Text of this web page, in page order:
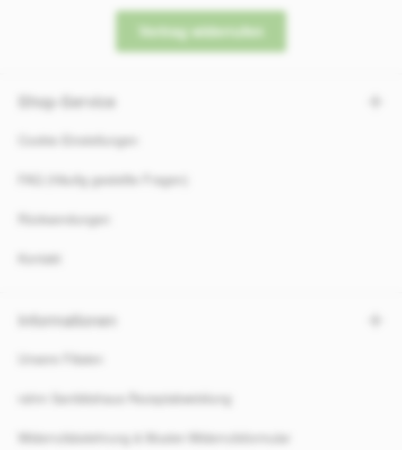
Vertrag widerrufen
Shop-Service
Cookie-Einstellungen
FAQ (Häufig gestellte Fragen)
Rücksendungen
Kontakt
Informationen
Unsere Filialen
rahm Sanitätshaus Rezeptabwicklung
Widerrufsbelehrung & Muster-Widerrufsformular